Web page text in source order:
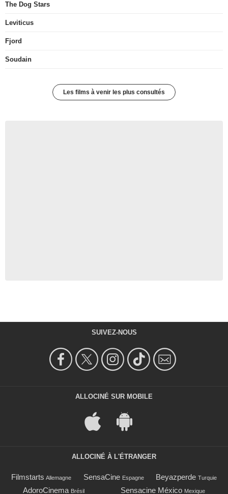
The Dog Stars
Leviticus
Fjord
Soudain
Les films à venir les plus consultés
SUIVEZ-NOUS
ALLOCINÉ SUR MOBILE
ALLOCINÉ À L'ÉTRANGER
Filmstarts Allemagne SensaCine Espagne Beyazperde Turquie
AdoroCinema Brésil Sensacine México Mexique